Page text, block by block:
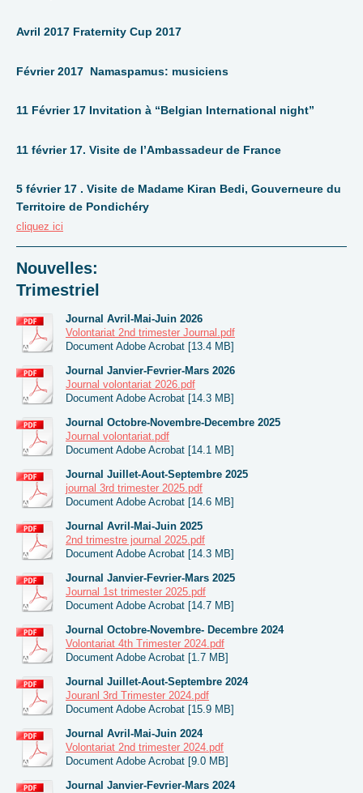
Avril 2017 Fraternity Cup 2017
Février 2017 Namaspamus: musiciens
11 Février 17 Invitation à “Belgian International night”
11 février 17. Visite de l’Ambassadeur de France
5 février 17 . Visite de Madame Kiran Bedi, Gouverneure du
Territoire de Pondichéry
cliquez ici
Nouvelles:
Trimestriel
Journal Avril-Mai-Juin 2026
Volontariat 2nd trimester Journal.pdf
Document Adobe Acrobat [13.4 MB]
Journal Janvier-Fevrier-Mars 2026
Journal volontariat 2026.pdf
Document Adobe Acrobat [14.3 MB]
Journal Octobre-Novembre-Decembre 2025
Journal volontariat.pdf
Document Adobe Acrobat [14.1 MB]
Journal Juillet-Aout-Septembre 2025
journal 3rd trimester 2025.pdf
Document Adobe Acrobat [14.6 MB]
Journal Avril-Mai-Juin 2025
2nd trimestre journal 2025.pdf
Document Adobe Acrobat [14.3 MB]
Journal Janvier-Fevrier-Mars 2025
Journal 1st trimester 2025.pdf
Document Adobe Acrobat [14.7 MB]
Journal Octobre-Novembre- Decembre 2024
Volontariat 4th Trimester 2024.pdf
Document Adobe Acrobat [1.7 MB]
Journal Juillet-Aout-Septembre 2024
Jouranl 3rd Trimester 2024.pdf
Document Adobe Acrobat [15.9 MB]
Journal Avril-Mai-Juin 2024
Volontariat 2nd trimester 2024.pdf
Document Adobe Acrobat [9.0 MB]
Journal Janvier-Fevrier-Mars 2024